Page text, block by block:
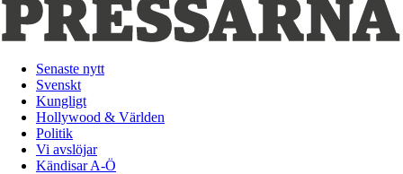
Senaste nytt
Svenskt
Kungligt
Hollywood & Världen
Politik
Vi avslöjar
Kändisar A-Ö